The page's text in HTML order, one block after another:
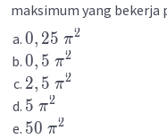
maksimum yang bekerja
0, 25 π2
0, 5 π2
2, 5 π2
5 π2
50 π2